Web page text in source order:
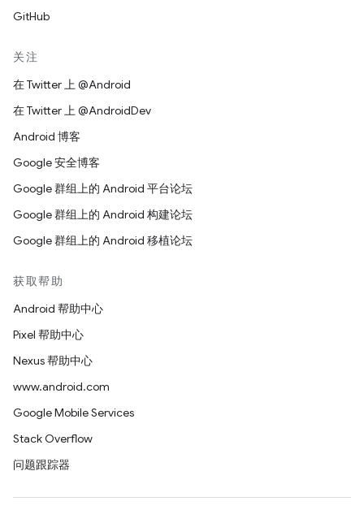
GitHub
关注
在 Twitter 上 @Android
在 Twitter 上 @AndroidDev
Android 博客
Google 安全博客
Google 群组上的 Android 平台论坛
Google 群组上的 Android 构建论坛
Google 群组上的 Android 移植论坛
获取帮助
Android 帮助中心
Pixel 帮助中心
Nexus 帮助中心
www.android.com
Google Mobile Services
Stack Overflow
问题跟踪器